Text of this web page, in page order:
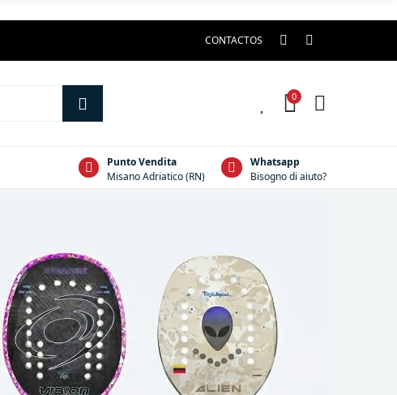
CONTACTOS
0
Punto Vendita
Misano Adriatico (RN)
Whatsapp
Bisogno di aiuto?